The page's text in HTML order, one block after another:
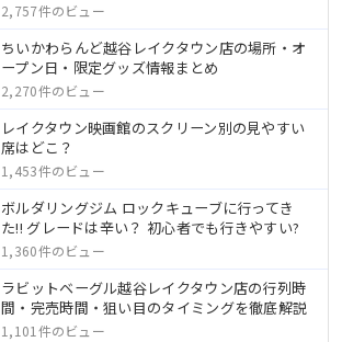
2,757件のビュー
ちいかわらんど越谷レイクタウン店の場所・オ
ープン日・限定グッズ情報まとめ
2,270件のビュー
レイクタウン映画館のスクリーン別の見やすい
席はどこ？
1,453件のビュー
ボルダリングジム ロックキューブに行ってき
た!! グレードは辛い？ 初心者でも行きやすい?
1,360件のビュー
ラビットベーグル越谷レイクタウン店の行列時
間・完売時間・狙い目のタイミングを徹底解説
1,101件のビュー